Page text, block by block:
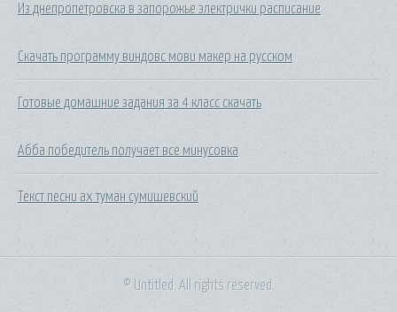
Из днепропетровска в запорожье электрички расписание
Скачать программу виндовс мови макер на русском
Готовые домашние задания за 4 класс скачать
Абба победитель получает все минусовка
Текст песни ах туман сумишевский
© Untitled. All rights reserved.